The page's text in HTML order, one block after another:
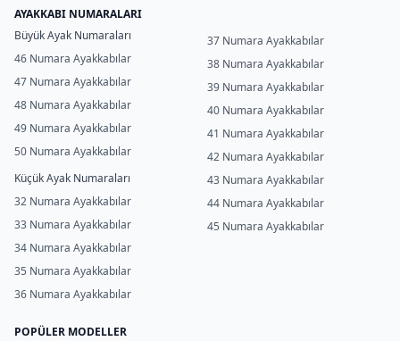
AYAKKABI NUMARALARI
Büyük Ayak Numaraları
46 Numara Ayakkabılar
47 Numara Ayakkabılar
48 Numara Ayakkabılar
49 Numara Ayakkabılar
50 Numara Ayakkabılar
Küçük Ayak Numaraları
32 Numara Ayakkabılar
33 Numara Ayakkabılar
34 Numara Ayakkabılar
35 Numara Ayakkabılar
36 Numara Ayakkabılar
37 Numara Ayakkabılar
38 Numara Ayakkabılar
39 Numara Ayakkabılar
40 Numara Ayakkabılar
41 Numara Ayakkabılar
42 Numara Ayakkabılar
43 Numara Ayakkabılar
44 Numara Ayakkabılar
45 Numara Ayakkabılar
POPÜLER MODELLER